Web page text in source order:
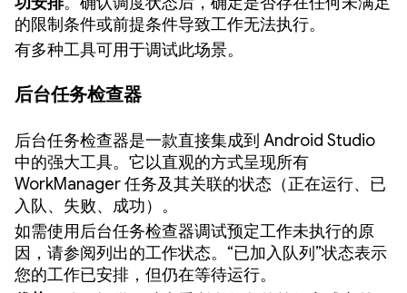
的限制条件或前提条件导致工作无法执行。
有多种工具可用于调试此场景。
后台任务检查器
后台任务检查器是一款直接集成到 Android Studio
中的强大工具。它以直观的方式呈现所有
WorkManager 任务及其关联的状态（正在运行、已
入队、失败、成功）。
如需使用后台任务检查器调试预定工作未执行的原
因，请参阅列出的工作状态。“已加入队列”状态表示
您的工作已安排，但仍在等待运行。